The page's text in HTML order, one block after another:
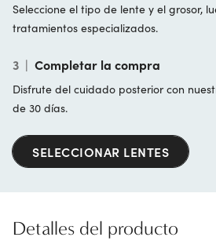
Seleccione el tipo de lente y el grosor,
tratamientos especializados.
3 | Completar la compra
Disfrute del cuidado posterior con
de 30 días.
SELECCIONAR LENTES
Detalles del producto